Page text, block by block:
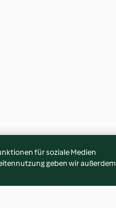
für soziale Medien
geben wir außerdem